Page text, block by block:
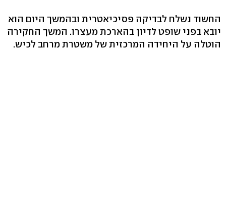
החשוד נשלח לבדיקה פסיכיאטרית ובהמשך היום הוא
יובא בפני שופט לדיון בהארכת מעצרו. המשך החקירה
הוטלה על היחידה המרכזית של משטרת מרחב לכיש.